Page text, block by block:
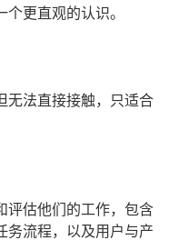
更直观的认识。
无法直接接触，只适合
评估他们的工作，包含
务流程，以及用户与产